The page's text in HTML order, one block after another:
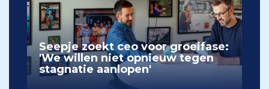
Seepje zoekt ceo voor groeifase:
'We willen niet opnieuw tegen
stagnatie aanlopen'